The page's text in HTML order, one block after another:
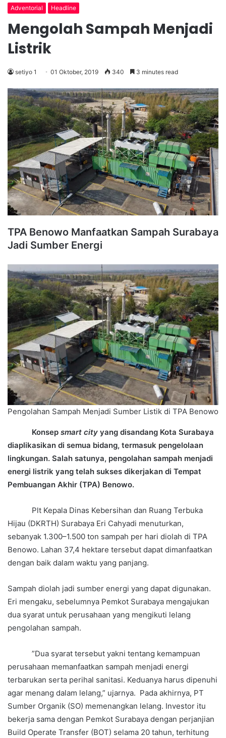
Adventorial Headline
Mengolah Sampah Menjadi
Listrik
setiyo 1 01 Oktober, 2019 340 3 minutes read
TPA Benowo Manfaatkan Sampah Surabaya
Jadi Sumber Energi
Pengolahan Sampah Menjadi Sumber Listik di TPA Benowo
Konsep smart city yang disandang Kota Surabaya
diaplikasikan di semua bidang, termasuk pengelolaan
lingkungan. Salah satunya, pengolahan sampah menjadi
energi listrik yang telah sukses dikerjakan di Tempat
Pembuangan Akhir (TPA) Benowo.
Plt Kepala Dinas Kebersihan dan Ruang Terbuka
Hijau (DKRTH) Surabaya Eri Cahyadi menuturkan,
sebanyak 1.300–1.500 ton sampah per hari diolah di TPA
Benowo. Lahan 37,4 hektare tersebut dapat dimanfaatkan
dengan baik dalam waktu yang panjang.
Sampah diolah jadi sumber energi yang dapat digunakan.
Eri mengaku, sebelumnya Pemkot Surabaya mengajukan
dua syarat untuk perusahaan yang mengikuti lelang
pengolahan sampah.
”Dua syarat tersebut yakni tentang kemampuan
perusahaan memanfaatkan sampah menjadi energi
terbarukan serta perihal sanitasi. Keduanya harus dipenuhi
agar menang dalam lelang,” ujarnya. Pada akhirnya, PT
Sumber Organik (SO) memenangkan lelang. Investor itu
bekerja sama dengan Pemkot Surabaya dengan perjanjian
Build Operate Transfer (BOT) selama 20 tahun, terhitung